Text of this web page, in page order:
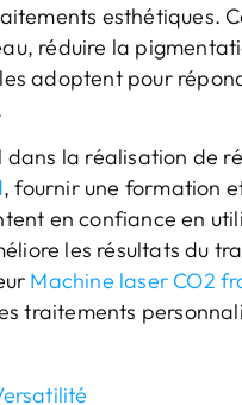
esthétiques.
réduire la
adoptent pour
la réalisation de
, fournir une formation
en confiance en
les résultats du
Machine laser CO2
traitements